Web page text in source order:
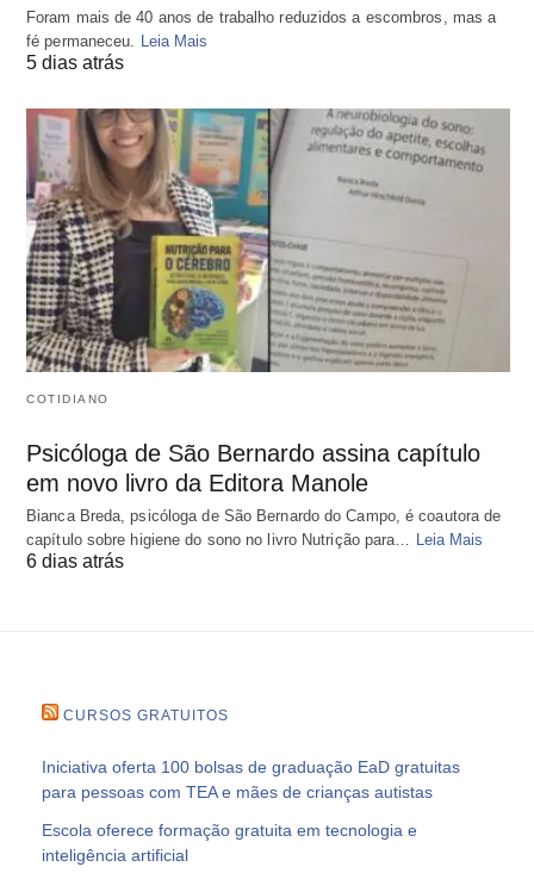
Foram mais de 40 anos de trabalho reduzidos a escombros, mas a
fé permaneceu. Leia Mais
5 dias atrás
COTIDIANO
Psicóloga de São Bernardo assina capítulo
em novo livro da Editora Manole
Bianca Breda, psicóloga de São Bernardo do Campo, é coautora de
capítulo sobre higiene do sono no livro Nutrição para…
Leia Mais
6 dias atrás
CURSOS GRATUITOS
Iniciativa oferta 100 bolsas de graduação EaD gratuitas
para pessoas com TEA e mães de crianças autistas
Escola oferece formação gratuita em tecnologia e
inteligência artificial